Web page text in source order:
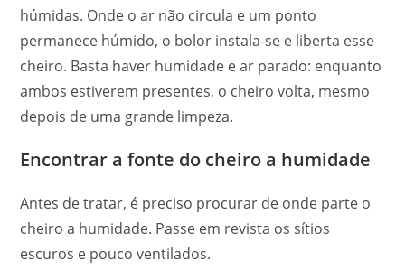
húmidas. Onde o ar não circula e um ponto
permanece húmido, o bolor instala-se e liberta esse
cheiro. Basta haver humidade e ar parado: enquanto
ambos estiverem presentes, o cheiro volta, mesmo
depois de uma grande limpeza.
Encontrar a fonte do cheiro a humidade
Antes de tratar, é preciso procurar de onde parte o
cheiro a humidade. Passe em revista os sítios
escuros e pouco ventilados.